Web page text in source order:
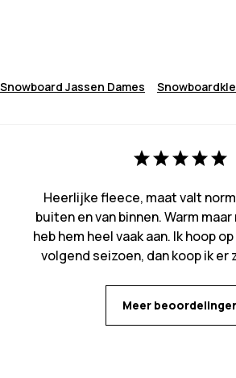
Snowboard Jassen Dames
Heerlijke fleece, maat valt
buiten en van binnen. Warm
heb hem heel vaak aan. Ik hoop
volgend seizoen, dan koop ik er
Meer